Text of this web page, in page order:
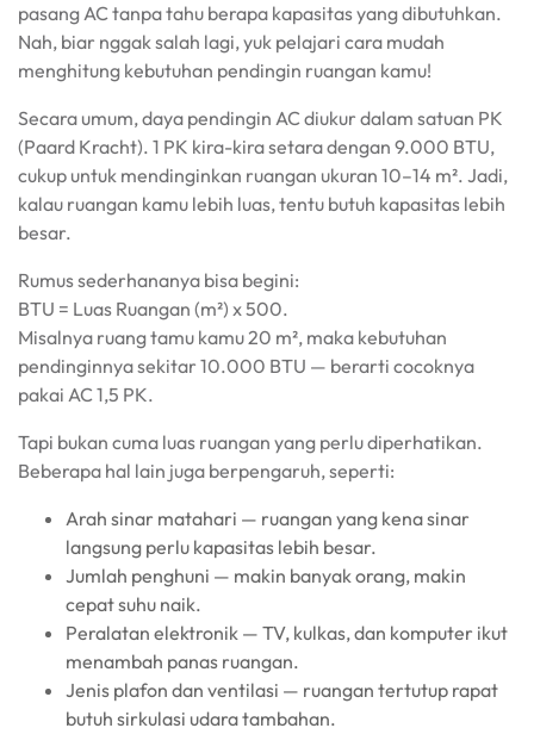
pasang AC tanpa tahu berapa kapasitas yang dibutuhkan.
Nah, biar nggak salah lagi, yuk pelajari cara mudah
menghitung kebutuhan pendingin ruangan kamu!
Secara umum, daya pendingin AC diukur dalam satuan PK
(Paard Kracht). 1 PK kira-kira setara dengan 9.000 BTU,
cukup untuk mendinginkan ruangan ukuran 10–14 m². Jadi,
kalau ruangan kamu lebih luas, tentu butuh kapasitas lebih
besar.
Rumus sederhananya bisa begini:
BTU = Luas Ruangan (m²) x 500.
Misalnya ruang tamu kamu 20 m², maka kebutuhan
pendinginnya sekitar 10.000 BTU — berarti cocoknya
pakai AC 1,5 PK.
Tapi bukan cuma luas ruangan yang perlu diperhatikan.
Beberapa hal lain juga berpengaruh, seperti:
Arah sinar matahari — ruangan yang kena sinar
langsung perlu kapasitas lebih besar.
Jumlah penghuni — makin banyak orang, makin
cepat suhu naik.
Peralatan elektronik — TV, kulkas, dan komputer ikut
menambah panas ruangan.
Jenis plafon dan ventilasi — ruangan tertutup rapat
butuh sirkulasi udara tambahan.